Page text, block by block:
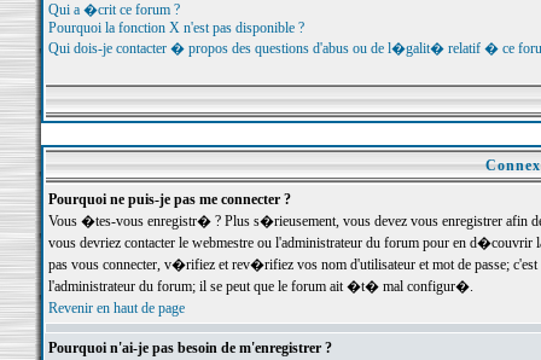
Qui a �crit ce forum ?
Pourquoi la fonction X n'est pas disponible ?
Qui dois-je contacter � propos des questions d'abus ou de l�galit� relatif � ce
Pourquoi ne puis-je pas me connecter ?
Vous �tes-vous enregistr� ? Plus s�rieusement, vous devez vous enregistrer
vous devriez contacter le webmestre ou l'administrateur du forum pour en
pas vous connecter, v�rifiez et rev�rifiez vos nom d'utilisateur et mot de passe;
l'administrateur du forum; il se peut que le forum ait �t� mal configur�.
Revenir en haut de page
Pourquoi n'ai-je pas besoin de m'enregistrer ?